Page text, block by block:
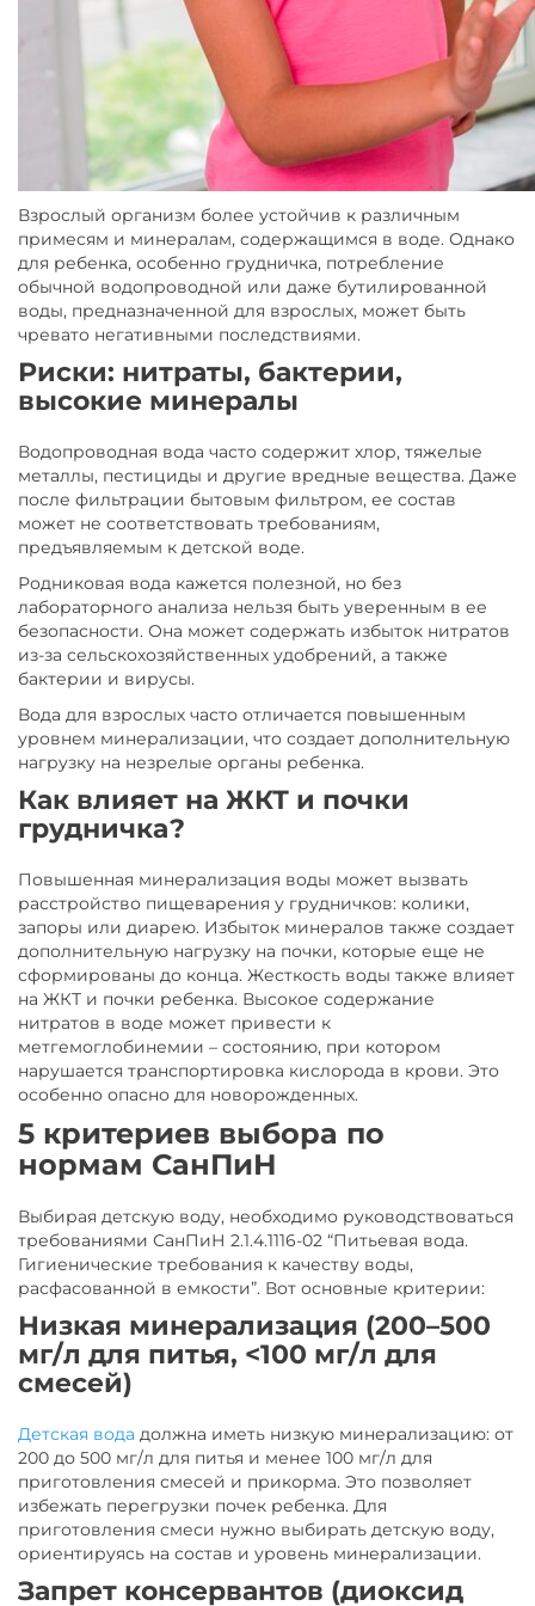
Взрослый организм более устойчив к различным
примесям и минералам, содержащимся в воде. Однако
для ребенка, особенно грудничка, потребление
обычной водопроводной или даже бутилированной
воды, предназначенной для взрослых, может быть
чревато негативными последствиями.
Риски: нитраты, бактерии,
высокие минералы
Водопроводная вода часто содержит хлор, тяжелые
металлы, пестициды и другие вредные вещества. Даже
после фильтрации бытовым фильтром, ее состав
может не соответствовать требованиям,
предъявляемым к детской воде.
Родниковая вода кажется полезной, но без
лабораторного анализа нельзя быть уверенным в ее
безопасности. Она может содержать избыток нитратов
из-за сельскохозяйственных удобрений, а также
бактерии и вирусы.
Вода для взрослых часто отличается повышенным
уровнем минерализации, что создает дополнительную
нагрузку на незрелые органы ребенка.
Как влияет на ЖКТ и почки
грудничка?
Повышенная минерализация воды может вызвать
расстройство пищеварения у грудничков: колики,
запоры или диарею. Избыток минералов также создает
дополнительную нагрузку на почки, которые еще не
сформированы до конца. Жесткость воды также влияет
на ЖКТ и почки ребенка. Высокое содержание
нитратов в воде может привести к
метгемоглобинемии – состоянию, при котором
нарушается транспортировка кислорода в крови. Это
особенно опасно для новорожденных.
5 критериев выбора по
нормам СанПиН
Выбирая детскую воду, необходимо руководствоваться
требованиями СанПиН 2.1.4.1116-02 “Питьевая вода.
Гигиенические требования к качеству воды,
расфасованной в емкости”. Вот основные критерии:
Низкая минерализация (200–500
мг/л для питья, <100 мг/л для
смесей)
Детская вода должна иметь низкую минерализацию: от
200 до 500 мг/л для питья и менее 100 мг/л для
приготовления смесей и прикорма. Это позволяет
избежать перегрузки почек ребенка. Для
приготовления смеси нужно выбирать детскую воду,
ориентируясь на состав и уровень минерализации.
Запрет консервантов (диоксид